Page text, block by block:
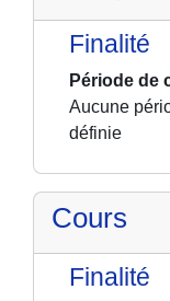
Finalité
Période de
Aucune
définie
Cours
Finalité